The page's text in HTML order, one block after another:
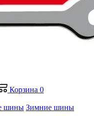
Корзина 0
шины Зимние шины